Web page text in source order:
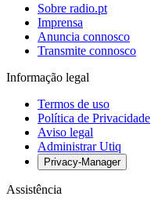
Sobre radio.pt
Imprensa
Anuncia connosco
Transmite connosco
Informação legal
Termos de uso
Política de Privacidade
Aviso legal
Administrar Utiq
Privacy-Manager
Assistência